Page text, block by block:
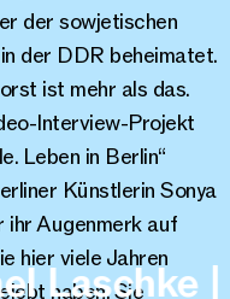
der sowjetischen
der DDR beheimatet.
ist mehr als das.
Interview-Projekt
Leben in Berlin“
Künstlerin Sonya
ihr Augenmerk auf
hier viele Jahren
haben. Sie
Laschke